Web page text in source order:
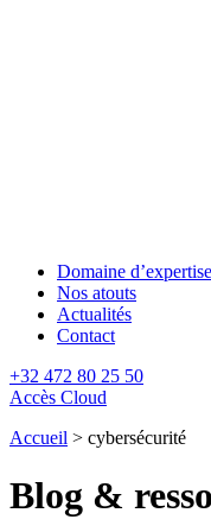
Domaine d’expertise
Nos atouts
Actualités
Contact
+32 472 80 25 50
Accès Cloud
Accueil > cybersécurité
Blog &